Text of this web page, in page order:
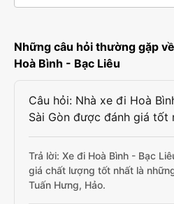
Những câu hỏi thường gặp
Hoà Bình - Bạc Liêu
Câu hỏi: Nhà xe đi Hoà
Sài Gòn được đánh giá tốt
Trả lời: Xe đi Hoà Bình - Bạc
giá chất lượng tốt nhất là
Tuấn Hưng, Hảo.